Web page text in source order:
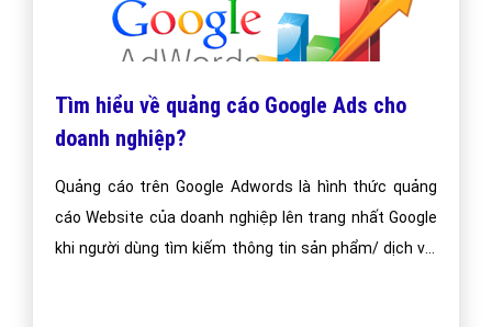
Tìm hiểu về quảng cáo Google Ads cho
doanh nghiệp?
Quảng cáo trên Google Adwords là hình thức quảng
cáo Website của doanh nghiệp lên trang nhất Google
khi người dùng tìm kiếm thông tin sản phẩm/ dịch vụ.